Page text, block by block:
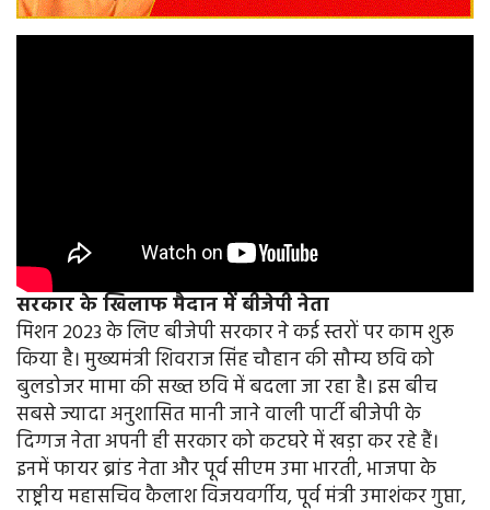
सरकार के खिलाफ मैदान में बीजेपी नेता
मिशन 2023 के लिए बीजेपी सरकार ने कई स्तरों पर काम शुरू
किया है। मुख्यमंत्री शिवराज सिंह चौहान की सौम्य छवि को
बुलडोजर मामा की सख्त छवि में बदला जा रहा है। इस बीच
सबसे ज्यादा अनुशासित मानी जाने वाली पार्टी बीजेपी के
दिग्गज नेता अपनी ही सरकार को कटघरे में खड़ा कर रहे हैं।
इनमें फायर ब्रांड नेता और पूर्व सीएम उमा भारती, भाजपा के
राष्ट्रीय महासचिव कैलाश विजयवर्गीय, पूर्व मंत्री उमाशंकर गुप्ता,